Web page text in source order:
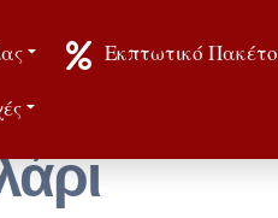
Εκπτωτικό Πακέτο